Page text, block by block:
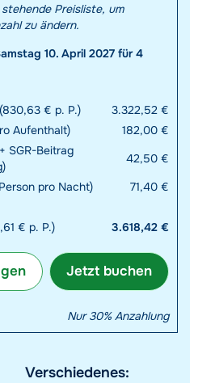
Lage unserer Unterkünfte. Die genaue
Preisliste, um
zu ändern.
10. April 2027 für 4
€ p. P.)
3.322,52 €
Aufenthalt)
182,00 €
SGR-Beitrag
42,50 €
pro Nacht) 71,40 €
€ p. P.) 3.618,42 €
Jetzt buchen
Nur 30% Anzahlung
Verschiedenes: